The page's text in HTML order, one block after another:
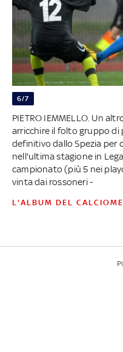
6/7
PIETRO IEMMELLO. Un
arricchire il folto gruppo
definitivo dallo Spezia per
nell'ultima stagione in
campionato (più 5 nei
vinta dai rossoneri -
L'ALBUM DEL